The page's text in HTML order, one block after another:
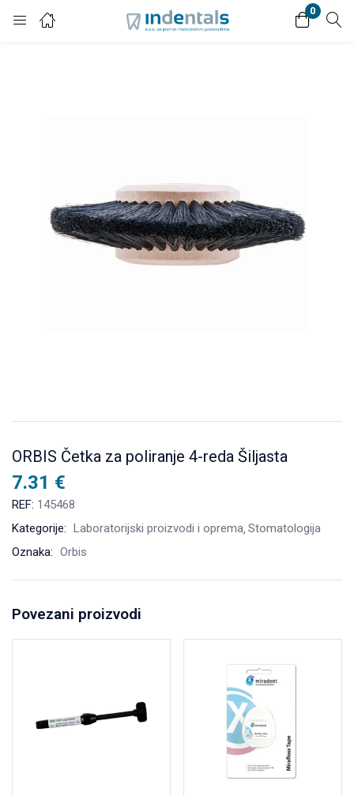
0
Login
Remember me Lost password?
ORBIS Četka za poliranje 4-reda Šiljasta
7.31 €
REF: 145468
Kategorije: Laboratorijski proizvodi i oprema Stomatologija
Oznaka: Orbis
Povezani proizvodi